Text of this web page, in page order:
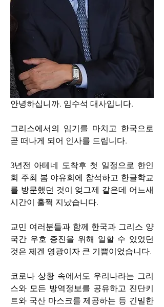
안녕하십니까. 임수석 대사입니다.
그리스에서의 임기를 마치고 한국으로
곧 떠나게 되어 인사를 드립니다.
3년전 아테네 도착후 첫 일정으로 한인
회 주최 봄 야유회에 참석하고 한글학교
를 방문했던 것이 엊그제 같은데 어느새
시간이 훌쩍 지났습니다.
교민 여러분들과 함께 한국과 그리스 양
국간 우호 증진을 위해 일할 수 있었던
것은 제겐 영광이자 큰 기쁨이었습니다.
코로나 상황 속에서도 우리나라는 그리
스와 모든 방역정보를 공유하고 진단키
트와 국산 마스크를 제공하는 등 긴밀한